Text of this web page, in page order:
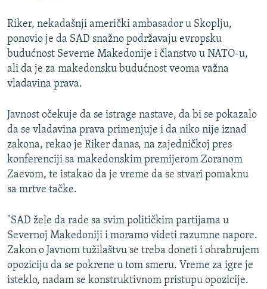
NASTANAK I RASPAD JUGOSLAVIJE
Riker, nekadašnji američki ambasador u Skoplju,
ponovio je da SAD snažno podržavaju evropsku
budućnost Severne Makedonije i članstvo u NATO-u,
ali da je za makedonsku budućnost veoma važna
vladavina prava.
Javnost očekuje da se istrage nastave, da bi se pokazalo
da se vladavina prava primenjuje i da niko nije iznad
zakona, rekao je Riker danas, na zajedničkoj pres
konferenciji sa makedonskim premijerom Zoranom
Zaevom, te istakao da je vreme da se stvari pomaknu
sa mrtve tačke.
"SAD žele da rade sa svim političkim partijama u
Severnoj Makedoniji i moramo videti razumne napore.
Zakon o Javnom tužilaštvu se treba doneti i ohrabrujem
opoziciju da se pokrene u tom smeru. Vreme za igre je
isteklo, nadam se konstruktivnom pristupu opozicije.